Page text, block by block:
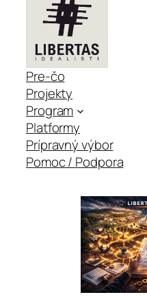
Pre-čo
Projekty
Program
Platformy
Prípravný výbor
Pomoc / Podpora